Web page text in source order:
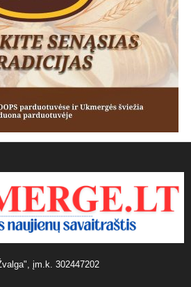
įm.k. 302447202